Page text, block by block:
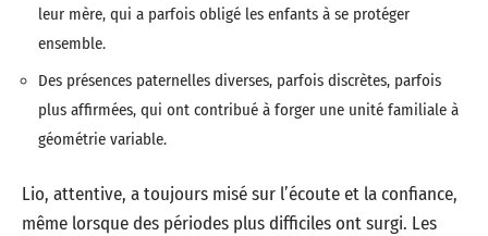
leur mère, qui a parfois obligé les enfants à se protéger
ensemble.
Des présences paternelles diverses, parfois discrètes, parfois
plus affirmées, qui ont contribué à forger une unité familiale à
géométrie variable.
Lio, attentive, a toujours misé sur l’écoute et la confiance,
même lorsque des périodes plus difficiles ont surgi. Les